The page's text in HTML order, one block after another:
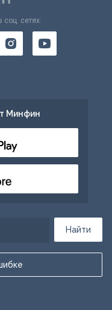
Найти
соц. сетях:
Минфин